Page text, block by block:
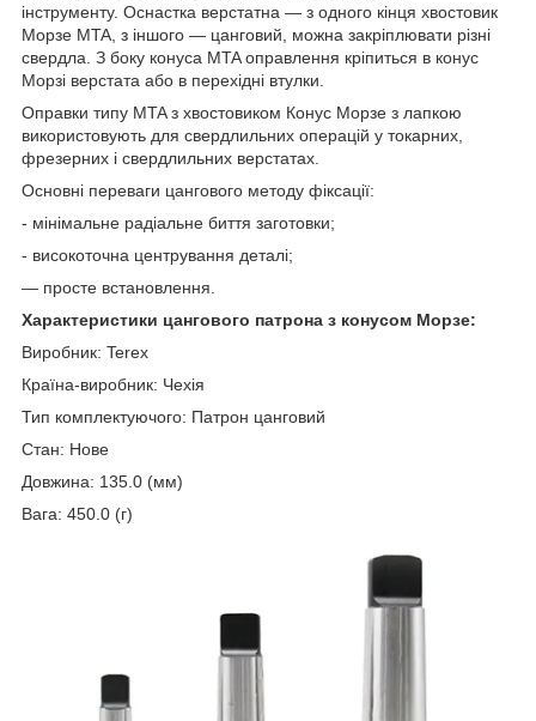
інструменту. Оснастка верстатна — з одного кінця хвостовик
Морзе MTA, з іншого — цанговий, можна закріплювати різні
свердла. З боку конуса MTA оправлення кріпиться в конус
Морзі верстата або в перехідні втулки.
Оправки типу MTA з хвостовиком Конус Морзе з лапкою
використовують для свердлильних операцій у токарних,
фрезерних і свердлильних верстатах.
Основні переваги цангового методу фіксації:
- мінімальне радіальне биття заготовки;
- високоточна центрування деталі;
— просте встановлення.
Характеристики цангового патрона з конусом Морзе:
Виробник: Terex
Країна-виробник: Чехія
Тип комплектуючого: Патрон цанговий
Стан: Нове
Довжина: 135.0 (мм)
Вага: 450.0 (г)